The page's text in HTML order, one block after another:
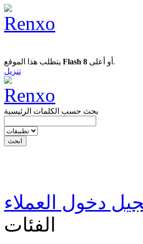
Flash 8
أو أعلى.
تنزيل
بحث حسب الكلمات الرئيسية
دخول العملاء
الفئات